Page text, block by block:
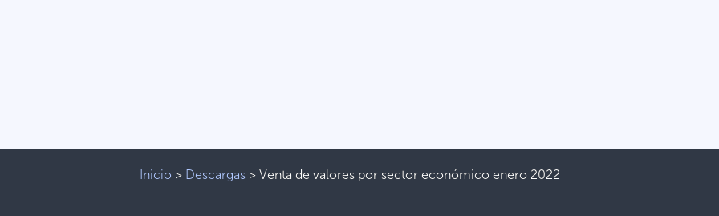
Inicio > Descargas >Venta de valores por sector económico enero 2022